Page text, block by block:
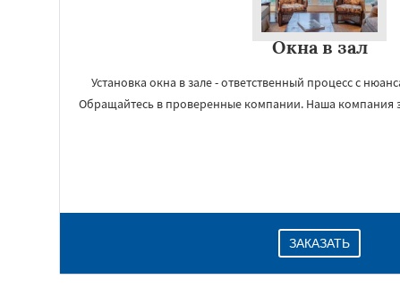
Окна в зал
Установка окна в зале - ответственный процесс с
Обращайтесь в проверенные компании. Наша компания
ЗАКАЗАТЬ